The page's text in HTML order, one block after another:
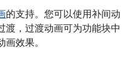
的支持。您可以使用补间动
渡，过渡动画可为功能块中
效果。